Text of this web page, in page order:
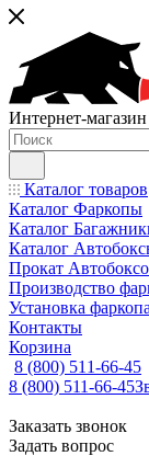
Интернет-
Каталог товаров
Каталог Фаркопы
Каталог
Каталог
Прокат
Производство
Установка фаркопа
Контакты
Корзина
8 (800) 511-66-45
8 (800) 511-66-45
Заказать звонок
Задать вопрос